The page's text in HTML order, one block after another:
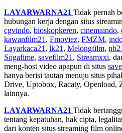
LAYARWARNA21 Tidak pernah
hubungan kerja dengan situs
cgvindo, bioskopkeren, cinemaindo,
kawanfilm21 , Fmoviez, FMZM,
Layarkaca21 , lk21 , Melongfilm,
Sogafime, savefilm21 , Streamxxi,
meng-host video apapun di situs
hanya berisi tautan menuju situs
Drive, Uptobox, Racaty, Openload,
lainnya.
LAYARWARNA21 Tidak
tentang kepatuhan, hak cipta,
dari konten situs streaming film